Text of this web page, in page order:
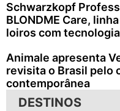
Schwarzkopf
BLONDME Care,
loiros com
Animale apresenta
revisita o Brasil pelo
contemporânea
DESTINOS